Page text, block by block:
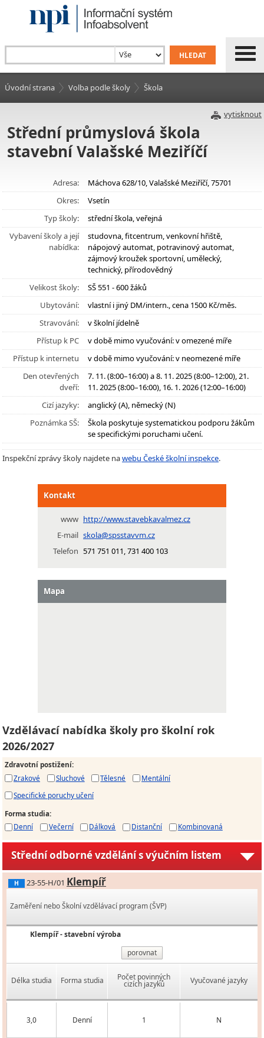
Úvodní strana Volba podle školy Škola
vytisknout
Střední průmyslová škola
stavební Valašské Meziříčí
Adresa:
Máchova 628/10, Valašské Meziříčí, 75701
Okres:
Vsetín
Typ školy:
střední škola, veřejná
Vybavení školy a její
nabídka:
studovna, fitcentrum, venkovní hřiště,
nápojový automat, potravinový automat,
zájmový kroužek sportovní, umělecký,
technický, přírodovědný
Velikost školy:
SŠ 551 - 600 žáků
Ubytování:
vlastní i jiný DM/intern., cena 1500 Kč/měs.
Stravování:
v školní jídelně
Přístup k PC
v době mimo vyučování: v omezené míře
Přístup k internetu
v době mimo vyučování: v neomezené míře
Den otevřených
dveří:
7. 11. (8:00–16:00) a 8. 11. 2025 (8:00–12:00), 21.
11. 2025 (8:00–16:00), 16. 1. 2026 (12:00–16:00)
Cizí jazyky:
anglický (A), německý (N)
Poznámka SŠ:
Škola poskytuje systematickou podporu žákům
se specifickými poruchami učení.
Inspekční zprávy školy najdete nawebu České školní inspekce.
Kontakt
www http://www.stavebkavalmez.cz
E-mail skola@spsstavvm.cz
Telefon 571 751 011, 731 400 103
Mapa
Vzdělávací nabídka školy pro školní rok
2026/2027
Zdravotní postižení:
Zrakové
Sluchové Tělesné
Mentální
Specifické poruchy učení
Forma studia:
Denní
Večerní Dálková Distanční Kombinovaná
Střední odborné vzdělání s výučním listem
H 23-55-H/01 Klempíř
Zaměření nebo Školní vzdělávací program (ŠVP)
Klempíř - stavební výroba
porovnat
Délka studia Forma studia Počet povinných
cizích jazyků Vyučované jazyky
3,0 Denní 1 N